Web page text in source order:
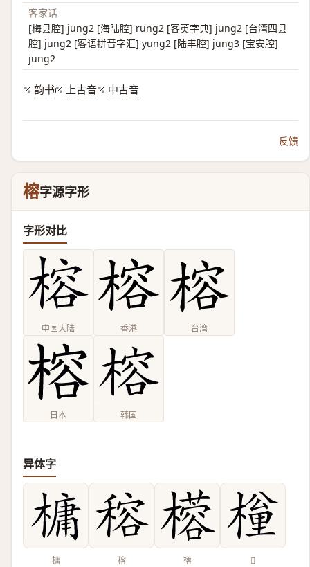
客家话
[梅县腔] jung2 [海陆腔] rung2 [客英字典] jung2 [台湾四县
腔] jung2 [客语拼音字汇] yung2 [陆丰腔] jung3 [宝安腔]
jung2
韵书 上古音 中古音
反馈
榕字源字形
字形对比
中国大陆 香港 台湾
日本 韩国
异体字
槦 穃 㯴 𣙚